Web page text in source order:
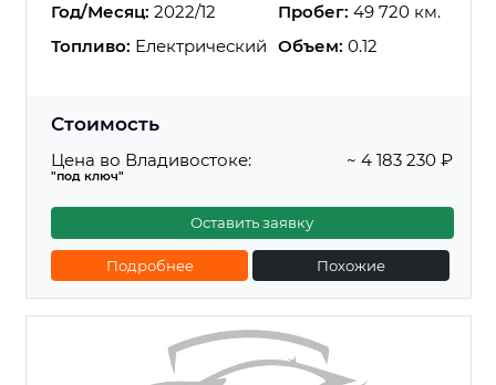
Год/Месяц: 2022/12 Пробег: 49 720 км.
Топливо: Електрический Объем: 0.12
Стоимость
Цена во Владивостоке:
"под ключ"
~ 4 183 230 ₽
Оставить заявку
Подробнее Похожие